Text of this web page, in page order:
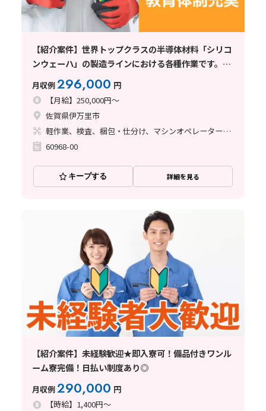
【紹介案件】世界トップクラスの半導体材料「シリコ
ンウェーハ」の製造ラインにおける各種作業です。
【年収450万可】未経験から大手正社員へ!◆寮費無料
月収例296,000 円
【月給】250,000円～
佐賀県伊万里市
軽作業、検査、梱包・仕分け、マシンオペレーター、清掃・洗浄、その他
60968-00
キープする 詳細を見る
【紹介案件】未経験歓迎★即入寮可！備品付きワンル
ーム寮完備！日払い制度あり◎
月収例290,000 円
【時給】1,400円～